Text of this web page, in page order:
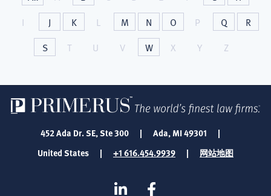
研
究I
J K L M N O P Q
R
S
T U V W X Y Z
452 Ada Dr. SE, Ste 300 | Ada, MI 49301
|
United States
| +1 616.454.9939 | 网站地图
Linkedin在